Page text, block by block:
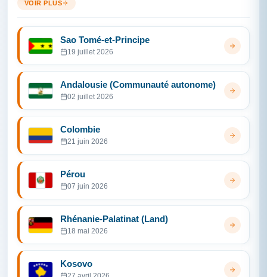
VOIR PLUS
Sao Tomé-et-Principe
19 juillet 2026
Andalousie (Communauté autonome)
02 juillet 2026
Colombie
21 juin 2026
Pérou
07 juin 2026
Rhénanie-Palatinat (Land)
18 mai 2026
Kosovo